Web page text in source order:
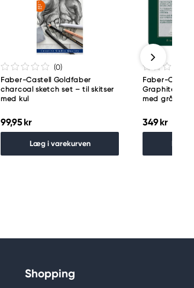
(0)
Faber-Castell Goldfaber
charcoal sketch set – til skitser
med kul
99,95 kr
Læg i varekurven
Faber-
Graphite –
med gråtoner
349 kr
Læg i
Shopping